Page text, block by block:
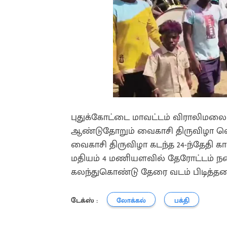
புதுக்கோட்டை மாவட்டம் விராலிமலை
ஆண்டுதோறும் வைகாசி திருவிழா
வைகாசி திருவிழா கடந்த 24-
மதியம் 4 மணியளவில் தேரோட்டம்
கலந்துகொண்டு தேரை வடம்
டேக்ஸ் : லோக்கல் பக்தி